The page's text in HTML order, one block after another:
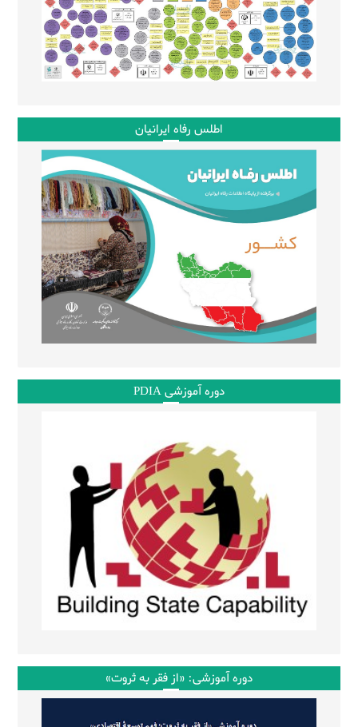
اطلس رفاه ایرانیان
دوره آموزشی PDIA
دوره آموزشی: «از فقر به ثروت»